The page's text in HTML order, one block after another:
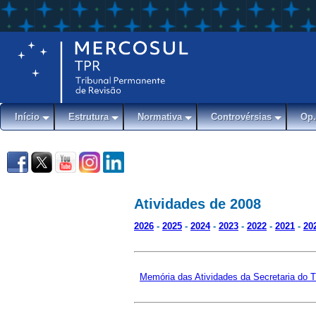
Início Estrutura Normativa Controvérsias
Atividades de 2008
2026 - 2025 - 2024- 2023 - 2022 - 2021 -
Memória das Atividades da Secretaria do